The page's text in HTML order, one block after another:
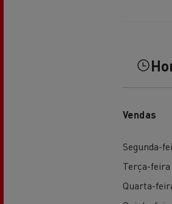
Transporte refrigerado
Transporte em cisterna
Vendas
Segunda-
Terça-feira
Quarta-